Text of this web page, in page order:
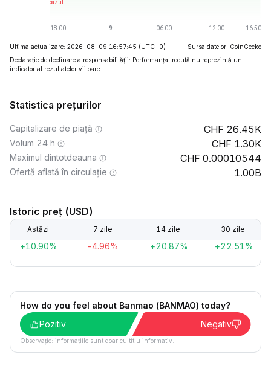
Ultima actualizare: 2026-08-09 16:57:45 (UTC+0)
Sursa datelor: CoinGecko
Declarație de declinare a responsabilității: Performanța trecută nu reprezintă un
indicator al rezultatelor viitoare.
Statistica prețurilor
Capitalizare de piață 26.45K
Volum 24 h 1.30K
Maximul dintotdeauna 0.00010544
Ofertă aflată în circulație 1.00B
Istoric preț (USD)
Astăzi 7 zile 14 zile 30 zile
+10.90% -4.96% +20.87% +22.51%
How do you feel about Banmao (BANMAO) today?
Pozitiv
Negativ
Observație: informațiile sunt doar cu titlu informativ.